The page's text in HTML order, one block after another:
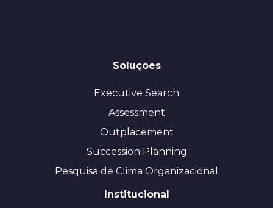
Soluções
Executive Search
Assessment
Outplacement
Succession Planning
Pesquisa de Clima Organizacional
Institucional